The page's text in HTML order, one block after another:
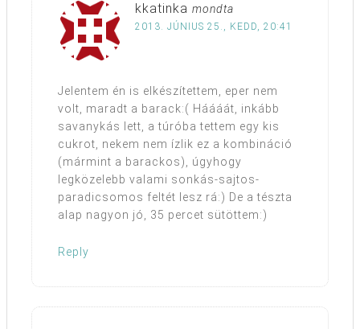
kkatinka mondta
2013. JÚNIUS 25., KEDD, 20:41
Jelentem én is elkészítettem, eper nem
volt, maradt a barack:( Háááát, inkább
savanykás lett, a túróba tettem egy kis
cukrot, nekem nem ízlik ez a kombináció
(mármint a barackos), úgyhogy
legközelebb valami sonkás-sajtos-
paradicsomos feltét lesz rá:) De a tészta
alap nagyon jó, 35 percet sütöttem:)
Reply